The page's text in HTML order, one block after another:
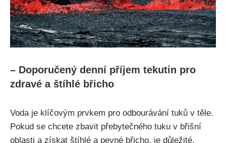
– ‍Doporučený denní ⁣příjem ⁤tekutin pro
zdravé a štíhlé⁢ břicho
Voda​ je klíčovým prvkem pro ⁣odbourávání tuků v⁣ těle.
Pokud ‍se‌ chcete zbavit‌ přebytečného tuku⁣ v břišní
oblasti a získat štíhlé ⁤a pevné břicho, je důležité,⁤